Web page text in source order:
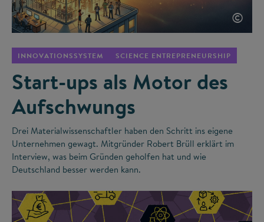
©
INNOVATIONSSYSTEM SCIENCE ENTREPRENEURSHIP
Start-ups als Motor des
Aufschwungs
Drei Materialwissenschaftler haben den Schritt ins eigene
Unternehmen gewagt. Mitgründer Robert Brüll erklärt im
Interview, was beim Gründen geholfen hat und wie
Deutschland besser werden kann.